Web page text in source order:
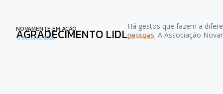
NOVAMENTE EM AÇÃO
AGRADECIMENTO LIDL
15 de Julho, 2026
Há gestos que fazem a
pessoas. A Associação
Ler mais...